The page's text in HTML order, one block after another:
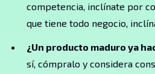
competencia, inclínate por
que tiene todo negocio,
¿Un producto maduro ya
sí, cómpralo y considera